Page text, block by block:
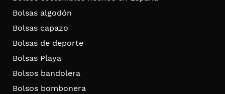
Bolsas algodón
Bolsas capazo
Bolsas de deporte
Bolsas Playa
Bolsos bandolera
Bolsos bombonera